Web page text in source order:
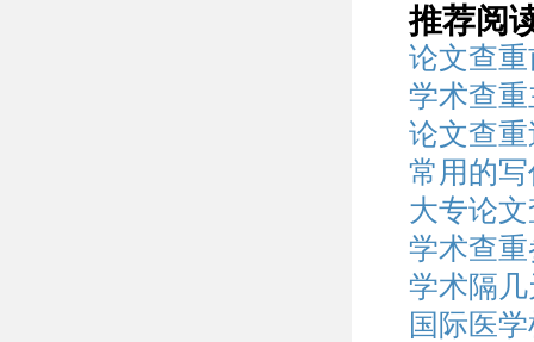
推荐阅
论文查
学术查
论文查
常用的
大专论
学术查
学术隔
国际医